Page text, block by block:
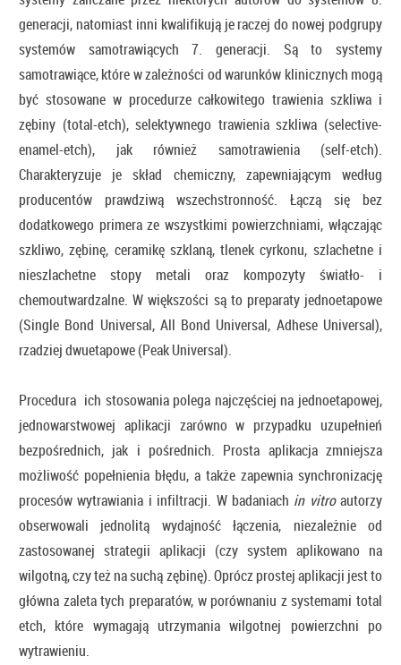
generacji, natomiast inni kwalifikują je raczej do nowej podgrupy
systemów samotrawiących 7. generacji. Są to systemy
samotrawiące, które w zależności od warunków klinicznych mogą
być stosowane w procedurze całkowitego trawienia szkliwa i
zębiny (total-etch), selektywnego trawienia szkliwa (selective-
enamel-etch), jak również samotrawienia (self-etch).
Charakteryzuje je skład chemiczny, zapewniającym według
producentów prawdziwą wszechstronność. Łączą się bez
dodatkowego primera ze wszystkimi powierzchniami, włączając
szkliwo, zębinę, ceramikę szklaną, tlenek cyrkonu, szlachetne i
nieszlachetne stopy metali oraz kompozyty światło- i
chemoutwardzalne. W większości są to preparaty jednoetapowe
(Single Bond Universal, All Bond Universal, Adhese Universal),
rzadziej dwuetapowe (Peak Universal).
Procedura ich stosowania polega najczęściej na jednoetapowej,
jednowarstwowej aplikacji zarówno w przypadku uzupełnień
bezpośrednich, jak i pośrednich. Prosta aplikacja zmniejsza
możliwość popełnienia błędu, a także zapewnia synchronizację
procesów wytra­wiania i infiltracji. W badaniach in vitroautorzy
obserwowali jednolitą wydajność łączenia, niezależnie od
zastosowanej strategii aplikacji (czy system aplikowano na
wilgotną, czy też na suchą zębinę). Oprócz prostej aplikacji jest to
główna zaleta tych preparatów, w porównaniu z systemami total
etch, które wymagają utrzymania wilgotnej powierzchni po
wytrawieniu.